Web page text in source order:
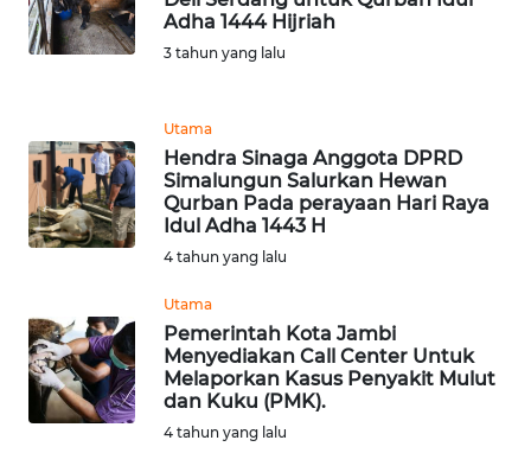
Adha 1444 Hijriah
3 tahun yang lalu
Utama
Hendra Sinaga Anggota DPRD
Simalungun Salurkan Hewan
Qurban Pada perayaan Hari Raya
Idul Adha 1443 H
4 tahun yang lalu
Utama
Pemerintah Kota Jambi
Menyediakan Call Center Untuk
Melaporkan Kasus Penyakit Mulut
dan Kuku (PMK).
4 tahun yang lalu
DISCLAIMER
Regional
WN
SUMUT
JAKARTA
WN
JABAR